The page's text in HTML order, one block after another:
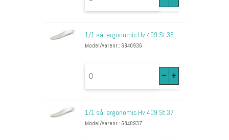
1/1 sål ergonomic Hv.409 St.36
Model/Varenr.: 6840936
1/1 sål ergonomic Hv.409 St.37
Model/Varenr.: 6840937